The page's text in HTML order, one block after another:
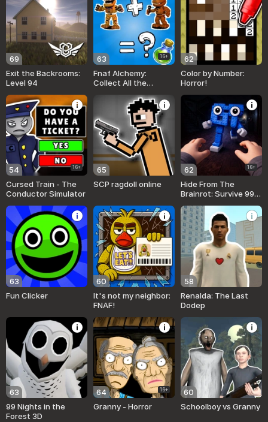
69
Exit the Backrooms:
Level 94
63 16+
Fnaf Alchemy:
Collect All the
62
Color by Number:
Horror!
54 16+
Cursed Train - The
Conductor Simulator
65
SCP ragdoll online
62 16+
Hide From The
Brainrot: Survive 99
63
Fun Clicker
60
It's not my neighbor:
FNAF!
58
Renalda: The Last
Dodep
63
99 Nights in the
Forest 3D
64 16+
Granny - Horror
60
Schoolboy vs Granny